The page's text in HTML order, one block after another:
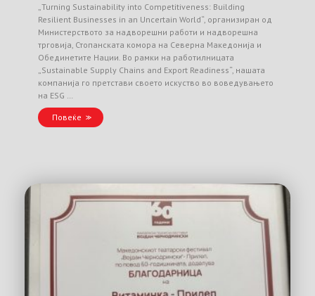
„Turning Sustainability into Competitiveness: Building
Resilient Businesses in an Uncertain World“, организиран од
Министерството за надворешни работи и надворешна
трговија, Стопанската комора на Северна Македонија и
Обединетите Нации. Во рамки на работилницата
„Sustainable Supply Chains and Export Readiness“, нашата
компанија го претстави своето искуство во воведувањето
на ESG …
Повеќе